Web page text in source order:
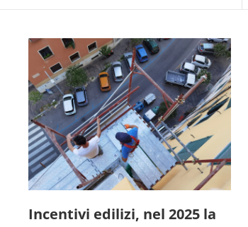
Incentivi edilizi, nel 2025 la